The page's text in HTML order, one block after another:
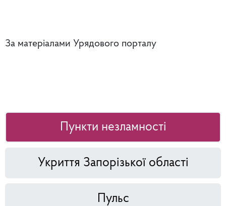
За матеріалами Урядового порталу
Пункти незламності
Укриття Запорізької області
Пульс